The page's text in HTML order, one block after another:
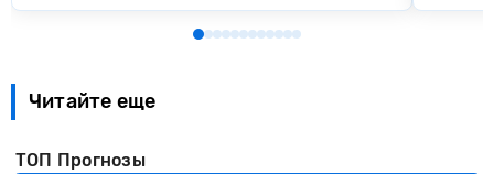
Читайте еще
ТОП Прогнозы